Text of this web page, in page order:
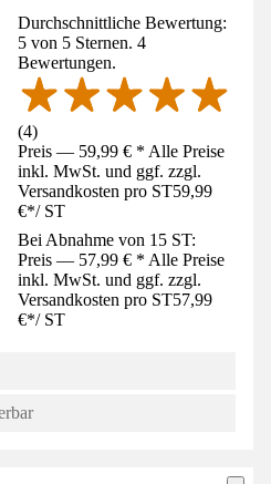
Durchschnittliche Bewertung:
5 von 5 Sternen. 4
Bewertungen.
(4)
Preis — 59,99 € * Alle Preise
inkl. MwSt. und ggf. zzgl.
Versandkosten pro ST59,99
€*/ ST
Bei Abnahme von 15 ST:
Preis — 57,99 € * Alle Preise
inkl. MwSt. und ggf. zzgl.
Versandkosten pro ST57,99
€*/ ST